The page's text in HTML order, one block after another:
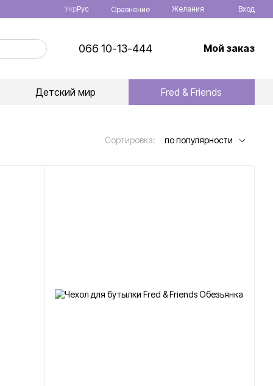
УкрРус Сравнение Желания Вход
066 10-13-444 Мой заказ
Детский мир Fred & Friends
Сортировка: по популярности